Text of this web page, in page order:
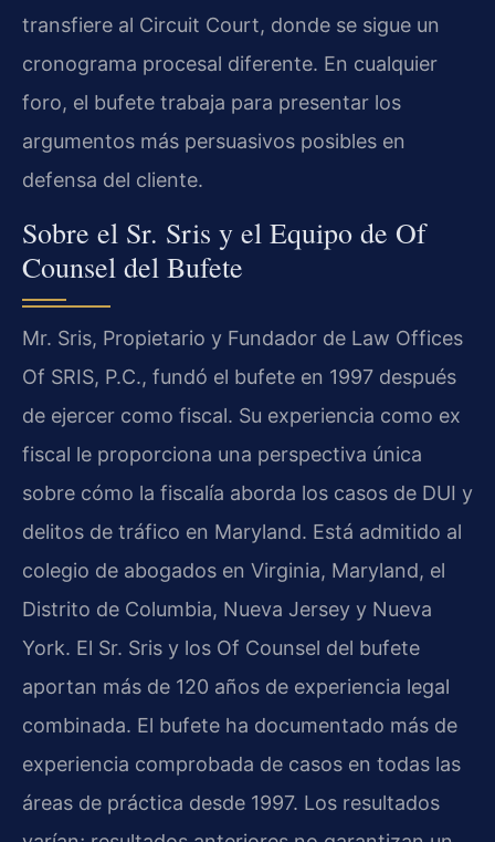
transfiere al Circuit Court, donde se sigue un
cronograma procesal diferente. En cualquier
foro, el bufete trabaja para presentar los
argumentos más persuasivos posibles en
defensa del cliente.
Sobre el Sr. Sris y el Equipo de Of
Counsel del Bufete
Mr. Sris, Propietario y Fundador de Law Offices
Of SRIS, P.C., fundó el bufete en 1997 después
de ejercer como fiscal. Su experiencia como ex
fiscal le proporciona una perspectiva única
sobre cómo la fiscalía aborda los casos de DUI y
delitos de tráfico en Maryland. Está admitido al
colegio de abogados en Virginia, Maryland, el
Distrito de Columbia, Nueva Jersey y Nueva
York. El Sr. Sris y los Of Counsel del bufete
aportan más de 120 años de experiencia legal
combinada. El bufete ha documentado más de
experiencia comprobada de casos en todas las
áreas de práctica desde 1997. Los resultados